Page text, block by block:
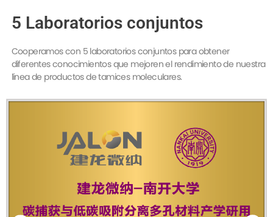
5 Laboratorios conjuntos
Cooperamos con 5 laboratorios conjuntos para obtener
diferentes conocimientos que mejoren el rendimiento de nuestra
línea de productos de tamices moleculares.